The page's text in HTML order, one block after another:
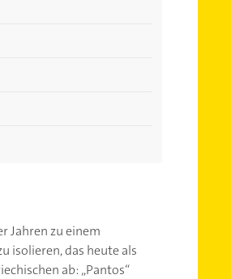
Jahren zu einem
isolieren, das heute als
ab: „Pantos“